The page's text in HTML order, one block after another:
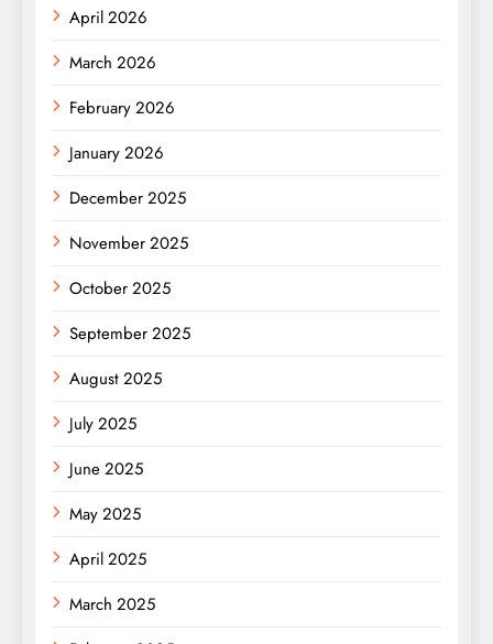
April 2026
March 2026
February 2026
January 2026
December 2025
November 2025
October 2025
September 2025
August 2025
July 2025
June 2025
May 2025
April 2025
March 2025